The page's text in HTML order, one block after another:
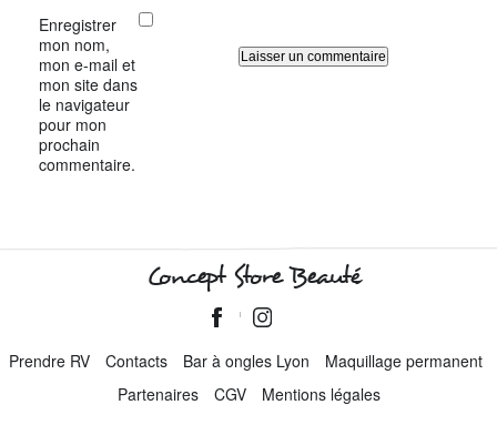
Enregistrer
mon nom,
mon e-mail et
mon site dans
le navigateur
pour mon
prochain
commentaire.
Concept Store Beauté
Prendre RV Contacts Bar à ongles Lyon
Maquillage permanent
Partenaires
CGV Mentions légales